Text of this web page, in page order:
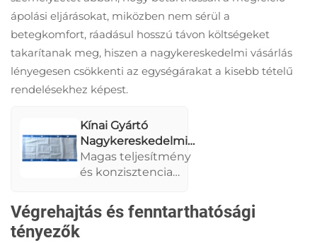
ápolási eljárásokat, miközben nem sérül a
betegkomfort, ráadásul hosszú távon költségeket
takarítanak meg, hiszen a nagykereskedelmi vásárlás
lényegesen csökkenti az egységárakat a kisebb tételű
rendelésekhez képest.
Kínai Gyártó
Nagykereskedelmi
Felső Minőségű Egy
alkalomra használatos
Átvezetési Pálya
Beteg átvezetéshez
Magas teljesítmény
és konzisztencia
PP nem fényes
átviteli padok,
Végrehajtás és fenntarthatósági
tényezők